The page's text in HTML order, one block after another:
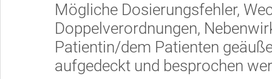
Mögliche Dosierungsfehler,
Doppelverordnungen,
Patientin/dem Patienten
aufgedeckt und besprochen